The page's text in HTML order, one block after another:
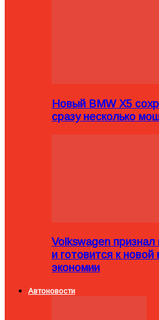
Новый BMW X5
сразу несколько
Volkswagen
и готовится к
экономии
Автоновости